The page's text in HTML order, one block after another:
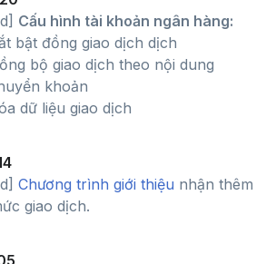
Cấu hình tài khoản ngân hàng:
bật đồng giao dịch dịch
bộ giao dịch theo nội dung
khoản
dữ liệu giao dịch
Chương trình giới thiệu nhận thêm
giao dịch.